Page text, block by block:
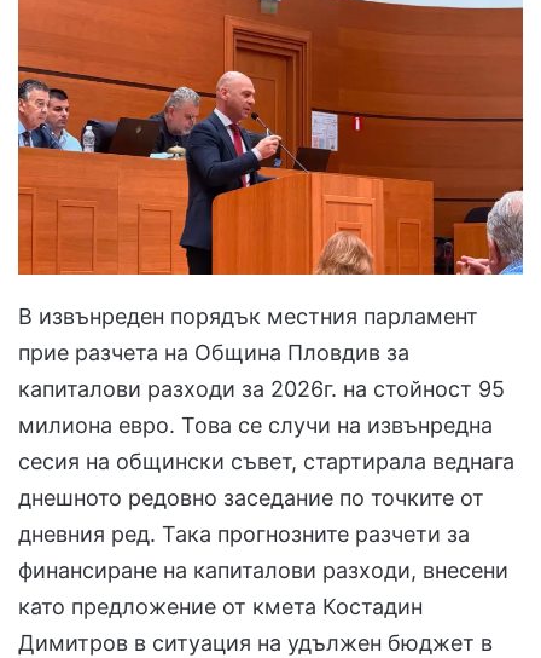
В извънреден порядък местния парламент
прие разчета на Община Пловдив за
капиталови разходи за 2026г. на стойност 95
милиона евро. Това се случи на извънредна
сесия на общински съвет, стартирала веднага
днешното редовно заседание по точките от
дневния ред. Така прогнозните разчети за
финансиране на капиталови разходи, внесени
като предложение от кмета Костадин
Димитров в ситуация на удължен бюджет в